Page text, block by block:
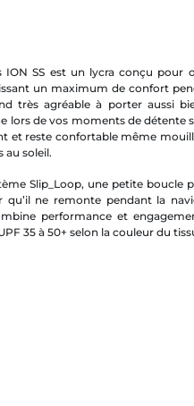
ION SS est un lycra conçu pour
un maximum de confort
très agréable à porter aussi
lors de vos moments de détente
et reste confortable même
au soleil.
Slip_Loop, une petite boucle
qu’il ne remonte pendant la
performance et
35 à 50+ selon la couleur du